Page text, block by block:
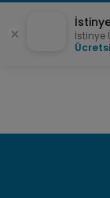
İstinye